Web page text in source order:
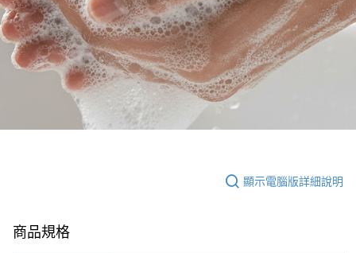
顯示電腦版詳細說明
商品規格